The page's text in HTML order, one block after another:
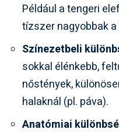
Például a tengeri
tízszer nagyobbak
Színezetbeli
sokkal élénkebb,
nőstények,
halaknál (pl. páva).
Anatómiai